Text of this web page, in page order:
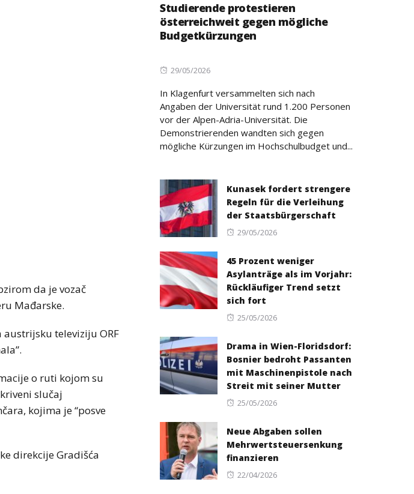
da je vozač
Mađarske.
televiziju ORF
o ruti kojom su
slučaj
kojima je “posve
direkcije Gradišća
Studierende protestieren
österreichweit gegen mögliche
Budgetkürzungen
Posted
29/05/2026
In Klagenfurt versammelten sich nach
Angaben der Universität rund 1.200 Personen
vor der Alpen-Adria-Universität. Die
Demonstrierenden wandten sich gegen
mögliche Kürzungen im Hochschulbudget und...
Kunasek fordert strengere
Regeln für die Verleihung
der Staatsbürgerschaft
Posted
29/05/2026
45 Prozent weniger
Asylanträge als im Vorjahr:
Rückläufiger Trend setzt
sich fort
Posted
25/05/2026
Drama in Wien-Floridsdorf:
Bosnier bedroht Passanten
mit Maschinenpistole nach
Streit mit seiner Mutter
Posted
25/05/2026
Neue Abgaben sollen
Mehrwertsteuersenkung
finanzieren
Posted
22/04/2026